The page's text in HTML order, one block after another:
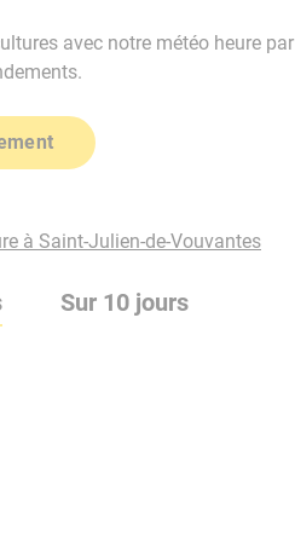
avec notre météo heure
à Saint-Julien-de-Vouvantes
Sur 10 jours